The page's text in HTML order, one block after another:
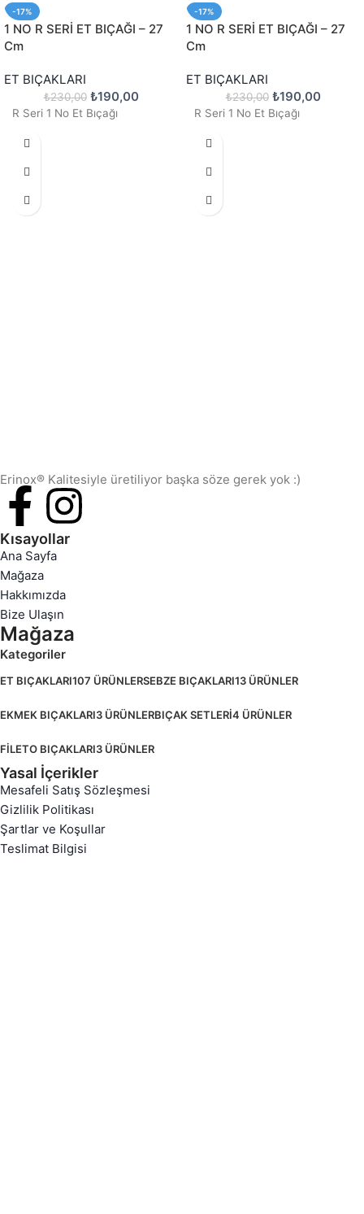
-17%
1 NO R SERİ ET BIÇAĞI – 27
Cm
ET BIÇAKLARI
₺230,00 ₺190,00
R Seri 1 No Et Bıçağı
-17%
1 NO R SERİ ET BIÇAĞI – 27
Cm
ET BIÇAKLARI
₺230,00 ₺190,00
R Seri 1 No Et Bıçağı
Erinox® Kalitesiyle üretiliyor başka söze gerek yok :)
Kısayollar
Ana Sayfa
Mağaza
Hakkımızda
Bize Ulaşın
Mağaza
Kategoriler
ET BIÇAKLARI107 ÜRÜNLERSEBZE BIÇAKLARI13 ÜRÜNLER
EKMEK BIÇAKLARI3 ÜRÜNLERBIÇAK SETLERİ4 ÜRÜNLER
FİLETO BIÇAKLARI3 ÜRÜNLER
Yasal İçerikler
Mesafeli Satış Sözleşmesi
Gizlilik Politikası
Şartlar ve Koşullar
Teslimat Bilgisi